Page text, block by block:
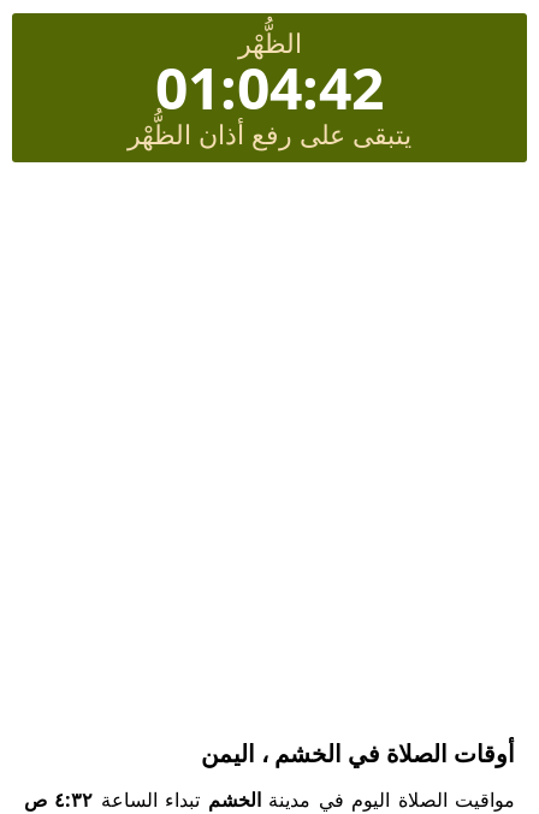
الظُّهْر
01:04:41
يتبقى على رفع أذان الظُّهْر
أوقات الصلاة في الخشم ، اليمن
مواقيت الصلاة اليوم في مدينةالخشم تبداء الساعة ٤:٣٢ ص